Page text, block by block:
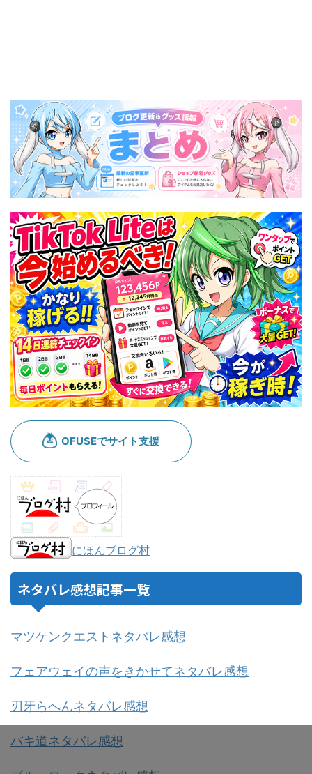
にほんブログ村
ネタバレ感想記事一覧
マツケンクエストネタバレ感想
フェアウェイの声をきかせてネタバレ感想
刃牙らへんネタバレ感想
バキ道ネタバレ感想